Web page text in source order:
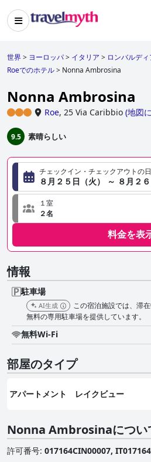
世界> ヨーロッパ> イタリア > ロンバルディ
Roeでのホテル> Nonna Ambrosina
Nonna Ambrosina
Roe, 25 Via Caribbio (地図
9.5 素晴らしい
チェックイン・チェックアウトの
８月２５日（火） ～ ８月２６
１室
２名
料金を表
情報
駐車場
AI生成
この宿泊施設では、滞
無料の専用駐車場を提供しています。
無料Wi-Fi
部屋のタイプ
アパートメント レイクビュー
Nonna Ambrosinaについ
許可番号: 017164CIN00007,